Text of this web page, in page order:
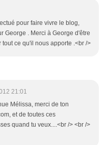
pour faire vivre le blog,
George . Merci à George d'être
ce qu'il nous apporte .<br />
21:01
Mélissa, merci de ton
et de toutes ces
quand tu veux....<br /> <br />